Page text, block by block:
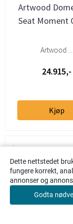
Artwood
Seat Moment
Artwood ...
24.915,-
Kjøp
Dette nettstedet
fungere korrekt,
annonser og
Godta